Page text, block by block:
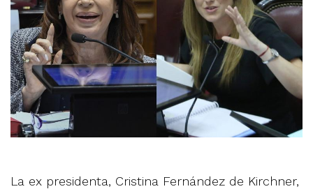
La ex presidenta, Cristina Fernández de Kirchner,